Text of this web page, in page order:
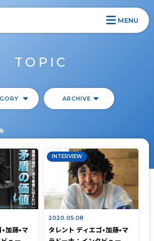
MENU
TOPIC
ARCHIVE
加藤•マ
INTERVIEW
2020.05.08
タレント ディエゴ•加藤•マ